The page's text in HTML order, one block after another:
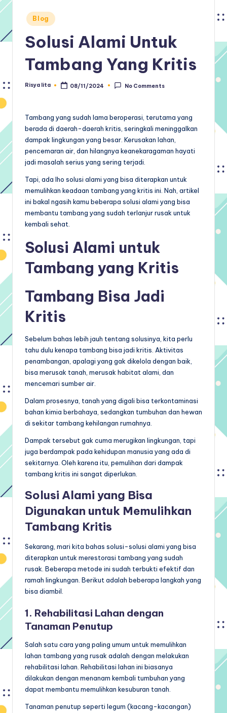
Posted
in
Blog
Solusi Alami Untuk
Tambang Yang Kritis
Posted
Risya lita 08/11/2024 No Comments
Tambang yang sudah lama beroperasi, terutama yang
berada di daerah-daerah kritis, seringkali meninggalkan
dampak lingkungan yang besar. Kerusakan lahan,
pencemaran air, dan hilangnya keanekaragaman hayati
jadi masalah serius yang sering terjadi.
Tapi, ada lho solusi alami yang bisa diterapkan untuk
memulihkan keadaan tambang yang kritis ini. Nah, artikel
ini bakal ngasih kamu beberapa solusi alami yang bisa
membantu tambang yang sudah terlanjur rusak untuk
kembali sehat.
Solusi Alami untuk
Tambang yang Kritis
Tambang Bisa Jadi
Kritis
Sebelum bahas lebih jauh tentang solusinya, kita perlu
tahu dulu kenapa tambang bisa jadi kritis. Aktivitas
penambangan, apalagi yang gak dikelola dengan baik,
bisa merusak tanah, merusak habitat alami, dan
mencemari sumber air.
Dalam prosesnya, tanah yang digali bisa terkontaminasi
bahan kimia berbahaya, sedangkan tumbuhan dan hewan
di sekitar tambang kehilangan rumahnya.
Dampak tersebut gak cuma merugikan lingkungan, tapi
juga berdampak pada kehidupan manusia yang ada di
sekitarnya. Oleh karena itu, pemulihan dari dampak
tambang kritis ini sangat diperlukan.
Solusi Alami yang Bisa
Digunakan untuk Memulihkan
Tambang Kritis
Sekarang, mari kita bahas solusi-solusi alami yang bisa
diterapkan untuk merestorasi tambang yang sudah
rusak. Beberapa metode ini sudah terbukti efektif dan
ramah lingkungan. Berikut adalah beberapa langkah yang
bisa diambil.
1. Rehabilitasi Lahan dengan
Tanaman Penutup
Salah satu cara yang paling umum untuk memulihkan
lahan tambang yang rusak adalah dengan melakukan
rehabilitasi lahan. Rehabilitasi lahan ini biasanya
dilakukan dengan menanam kembali tumbuhan yang
dapat membantu memulihkan kesuburan tanah.
Tanaman penutup seperti legum (kacang-kacangan)